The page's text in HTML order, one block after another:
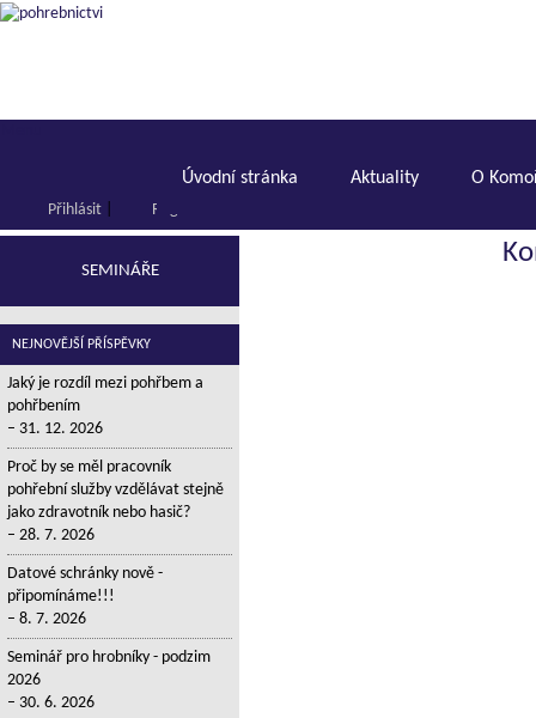
Úvodní stránka Aktuality O
Přihlásit Registrace
SEMINÁŘE
NEJNOVĚJŠÍ PŘÍSPĚVKY
Jaký je rozdíl mezi pohřbem a
pohřbením
31. 12. 2026
Proč by se měl pracovník
pohřební služby vzdělávat stejně
jako zdravotník nebo hasič?
28. 7. 2026
Datové schránky nově -
připomínáme!!!
8. 7. 2026
Seminář pro hrobníky - podzim
2026
30. 6. 2026